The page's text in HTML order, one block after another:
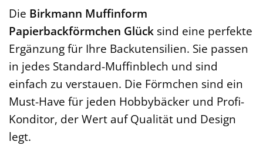
Die Birkmann Muffinform
Papierbackförmchen Glück sind eine perfekte
Ergänzung für Ihre Backutensilien. Sie passen
in jedes Standard-Muffinblech und sind
einfach zu verstauen. Die Förmchen sind ein
Must-Have für jeden Hobbybäcker und Profi-
Konditor, der Wert auf Qualität und Design
legt.